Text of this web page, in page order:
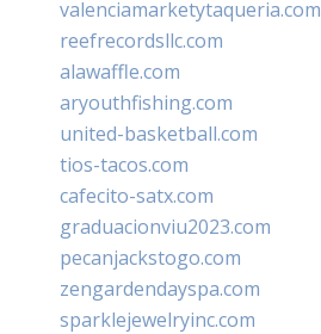
valenciamarketytaqueria.com
reefrecordsllc.com
alawaffle.com
aryouthfishing.com
united-basketball.com
tios-tacos.com
cafecito-satx.com
graduacionviu2023.com
pecanjackstogo.com
zengardendayspa.com
sparklejewelryinc.com